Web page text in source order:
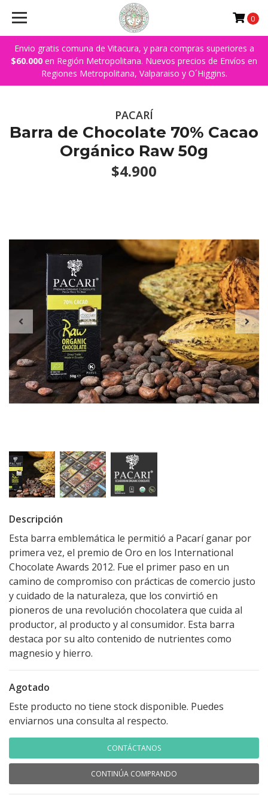
Envio gratis comuna de Vitacura, y para compras superiores a
$60.000 en Región Metropolitana. Nuevos precios de Envíos en
Regiones Metropolitana, Valparaiso y O´Higgins.
0
PACARÍ
Barra de Chocolate 70% Cacao
Orgánico Raw 50g
$4.900
Descripción
Esta barra emblemática le permitió a Pacarí ganar por
primera vez, el premio de Oro en los International
Chocolate Awards 2012. Fue el primer paso en un
camino de compromiso con prácticas de comercio justo
y cuidado de la naturaleza, que los convirtió en
pioneros de una revolución chocolatera que cuida al
productor, al producto y al consumidor. Esta barra
destaca por su alto contenido de nutrientes como
magnesio y hierro.
Agotado
Este producto no tiene stock disponible. Puedes
enviarnos una consulta al respecto.
CONTÁCTANOS
CONTINÚA COMPRANDO